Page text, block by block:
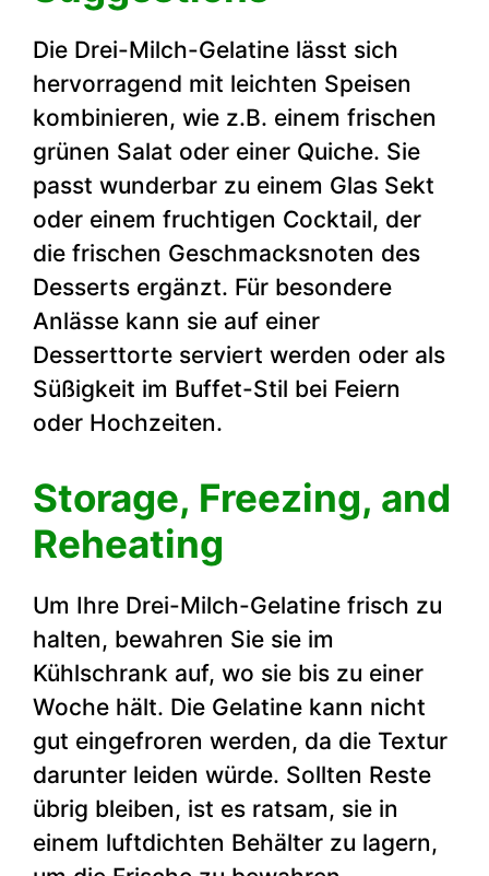
Die Drei-Milch-Gelatine lässt sich
hervorragend mit leichten Speisen
kombinieren, wie z.B. einem frischen
grünen Salat oder einer Quiche. Sie
passt wunderbar zu einem Glas Sekt
oder einem fruchtigen Cocktail, der
die frischen Geschmacksnoten des
Desserts ergänzt. Für besondere
Anlässe kann sie auf einer
Desserttorte serviert werden oder als
Süßigkeit im Buffet-Stil bei Feiern
oder Hochzeiten.
Storage, Freezing, and
Reheating
Um Ihre Drei-Milch-Gelatine frisch zu
halten, bewahren Sie sie im
Kühlschrank auf, wo sie bis zu einer
Woche hält. Die Gelatine kann nicht
gut eingefroren werden, da die Textur
darunter leiden würde. Sollten Reste
übrig bleiben, ist es ratsam, sie in
einem luftdichten Behälter zu lagern,